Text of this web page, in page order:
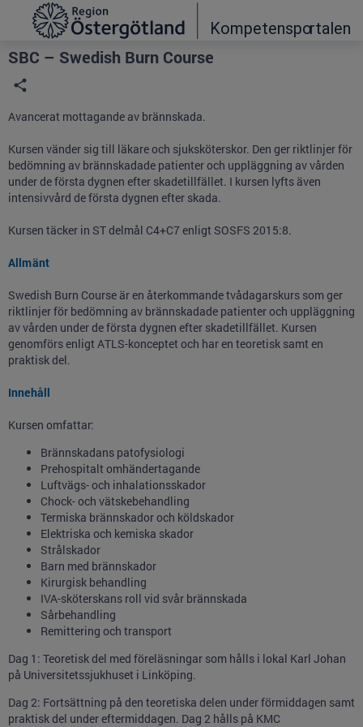
Grade
Portal
SBC – Swedish Burn Course
Avancerat mottagande av brännskada.
Kursen vänder sig till läkare och sjuksköterskor. Den ger riktlinjer för
bedömning av brännskadade patienter och uppläggning av vården
under de första dygnen efter skadetillfället. I kursen lyfts även
intensivvård de första dygnen efter skada.
Kursen täcker in ST delmål C4+C7 enligt SOSFS 2015:8.
Allmänt
Swedish Burn Course är en återkommande tvådagarskurs som ger
riktlinjer för bedömning av brännskadade patienter och uppläggning
av vården under de första dygnen efter skadetillfället. Kursen
genomförs enligt ATLS-konceptet och har en teoretisk samt en
praktisk del.
Innehåll
Kursen omfattar:
Brännskadans patofysiologi
Prehospitalt omhändertagande
Luftvägs- och inhalationsskador
Chock- och vätskebehandling
Termiska brännskador och köldskador
Elektriska och kemiska skador
Strålskador
Barn med brännskador
Kirurgisk behandling
IVA-sköterskans roll vid svår brännskada
Sårbehandling
Remittering och transport
Dag 1: Teoretisk del med föreläsningar som hålls i lokal Karl Johan
på Universitetssjukhuset i Linköping.
Dag 2: Fortsättning på den teoretiska delen under förmiddagen samt
praktisk del under eftermiddagen. Dag 2 hålls på KMC